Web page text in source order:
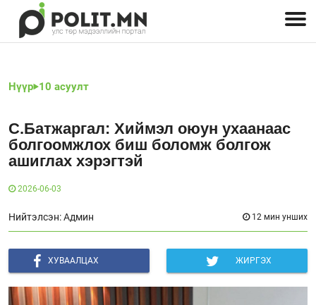
Нүүр 10 асуулт
С.Батжаргал: Хиймэл оюун ухаанаас
болгоомжлох биш боломж болгож
ашиглах хэрэгтэй
2026-06-03
Нийтэлсэн: Админ 12 мин унших
ХУВААЛЦАХ ЖИРГЭХ